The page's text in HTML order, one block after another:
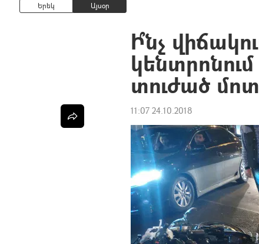
Երեկ Այսօր
Ի՞նչ
տուժած
11:07 24.10.2018